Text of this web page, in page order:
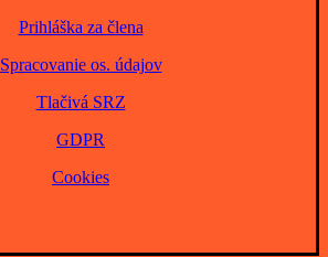
Prihláška za člena
Spracovanie os. údajov
Tlačivá SRZ
GDPR
Cookies